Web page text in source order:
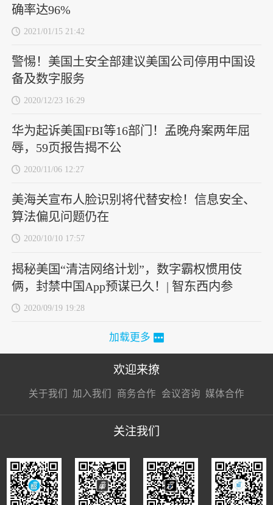
确率达96%
2021/01/15 21:42
警惕！美国土安全部建议美国公司停用中国设
备及数字服务
2020/12/23 16:29
华为起诉美国FBI等16部门！孟晚舟案两年屈
辱，59页报告揭不公
2020/11/06 12:27
美海关宣布人脸识别将代替安检！信息安全、
算法偏见问题仍在
2020/10/10 17:57
揭秘美国“清洁网络计划”，数字霸权惯用伎
俩，封禁中国App预谋已久！| 智东西内参
2020/09/19 19:28
加载更多
欢迎来撩
关于我们 加入我们
接扔简历
商务合作
接开聊
会议咨询 媒体合作
接开聊
关注我们